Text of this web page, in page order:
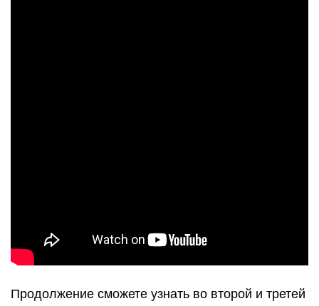
Продолжение сможете узнать во второй и третей